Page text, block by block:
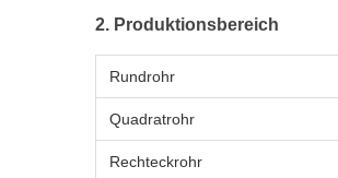
2. Produktionsbereich
Rundrohr
Quadratrohr
Rechteckrohr